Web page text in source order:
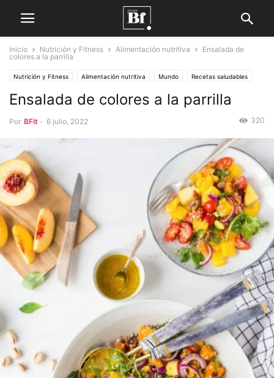
Inicio Nutrición y Fitness Alimentación nutritiva
Ensalada de
colores a la parrilla
Nutrición y Fitness Alimentación nutritiva Mundo Recetas saludables
Recetas para veganos
Ensalada de colores a la parrilla
Por BFit - 6 julio, 2022 320